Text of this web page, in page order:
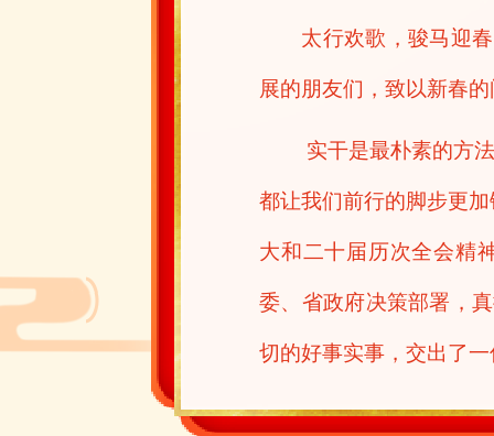
太行欢歌，骏马迎春
展的朋友们，致以新春
实干是最朴素的方法
都让我们前行的脚步更
大和二十届历次全会精
委、省政府决策部署，
切的好事实事，交出了